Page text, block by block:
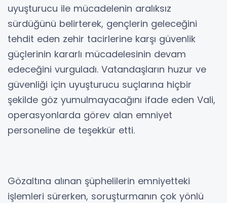
uyuşturucu ile mücadelenin aralıksız
sürdüğünü belirterek, gençlerin geleceğini
tehdit eden zehir tacirlerine karşı güvenlik
güçlerinin kararlı mücadelesinin devam
edeceğini vurguladı. Vatandaşların huzur ve
güvenliği için uyuşturucu suçlarına hiçbir
şekilde göz yumulmayacağını ifade eden Vali,
operasyonlarda görev alan emniyet
personeline de teşekkür etti.
Gözaltına alınan şüphelilerin emniyetteki
işlemleri sürerken, soruşturmanın çok yönlü